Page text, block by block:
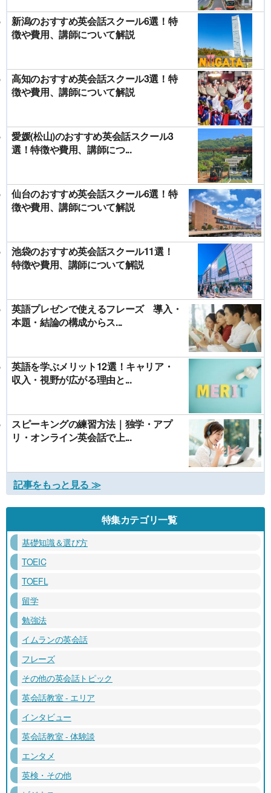
新潟のおすすめ英会話スクール6選！特
徴や費用、講師について解説
高知のおすすめ英会話スクール3選！特
徴や費用、講師について解説
愛媛(松山)のおすすめ英会話スクール3
選！特徴や費用、講師につ...
仙台のおすすめ英会話スクール6選！特
徴や費用、講師について解説
池袋のおすすめ英会話スクール11選！
特徴や費用、講師について解説
英語プレゼンで使えるフレーズ 導入・
本題・結論の構成からス...
英語を学ぶメリット12選！キャリア・
収入・視野が広がる理由と...
スピーキングの練習方法｜独学・アプ
リ・オンライン英会話で上...
記事をもっと見る ≫
特集カテゴリ一覧
基礎知識＆選び方
TOEIC
TOEFL
留学
勉強法
イムランの英会話
フレーズ
その他の英会話トピック
英会話教室 - エリア
インタビュー
英会話教室 - 体験談
エンタメ
英検・その他